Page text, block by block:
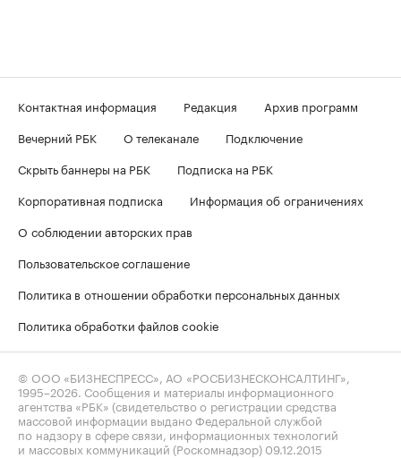
Контактная информация Редакция
Архив программ
Вечерний РБК
О телеканале
Подключение
Скрыть баннеры на РБК
Подписка на РБК
Корпоративная подписка
Информация об ограничениях
О соблюдении авторских прав
Пользовательское соглашение
Политика в отношении обработки персональных данных
Политика обработки файлов cookie
© ООО «БИЗНЕСПРЕСС», АО «РОСБИЗНЕСКОНСАЛТИНГ»,
1995–2026 . Сообщения и материалы информационного
агентства «РБК» (свидетельство о регистрации средства
массовой информации выдано Федеральной службой
по надзору в сфере связи, информационных технологий
и массовых коммуникаций (Роскомнадзор) 09.12.2015